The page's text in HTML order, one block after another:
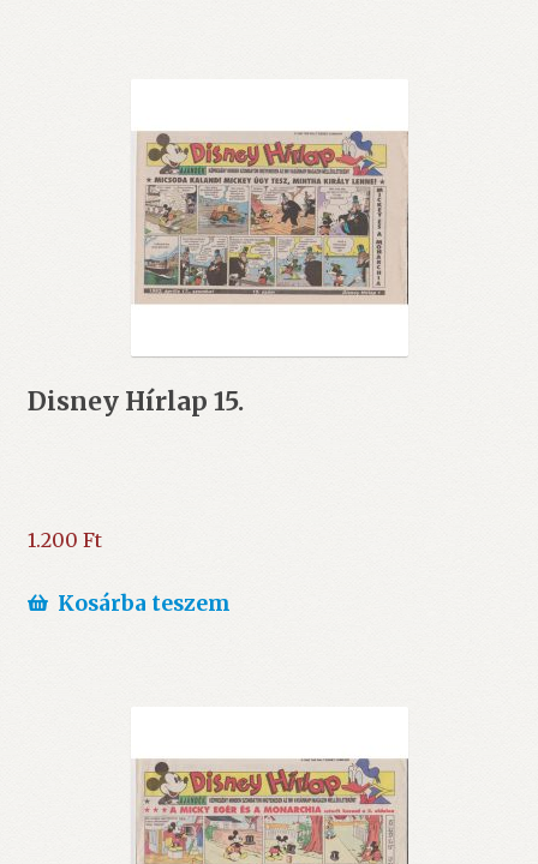
Disney Hírlap 15.
1.200 Ft
Kosárba teszem